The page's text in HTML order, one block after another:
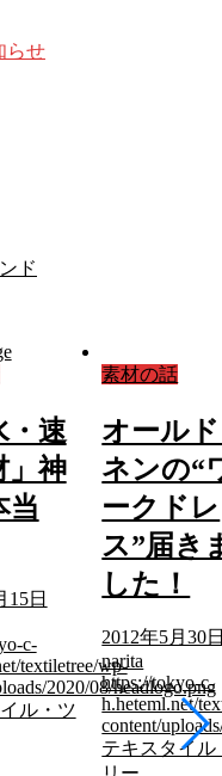
らせ
ド
・速
」神
当
15日
c-
textiletree/wp-
2020/08/headlogo.png
ル・ツ
素材の話
オール
ネンの“
ークドレ
ス”届き
した！
2012年5月30
narita
https://tokyo-c-
h.heteml.net/
content/
テキスタイル